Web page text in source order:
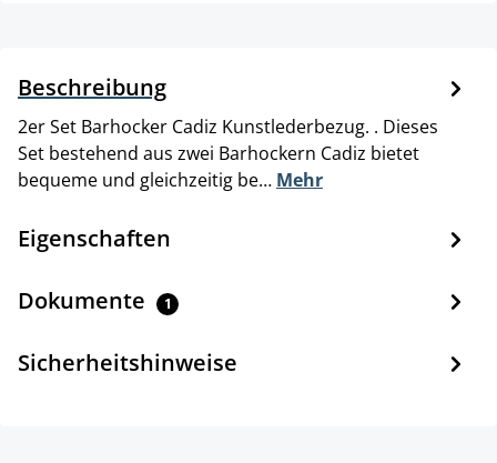
Beschreibung
2er Set Barhocker Cadiz Kunstlederbezug. . Dieses
Set bestehend aus zwei Barhockern Cadiz bietet
bequeme und gleichzeitig be… Mehr
Eigenschaften
Dokumente 1
Sicherheitshinweise